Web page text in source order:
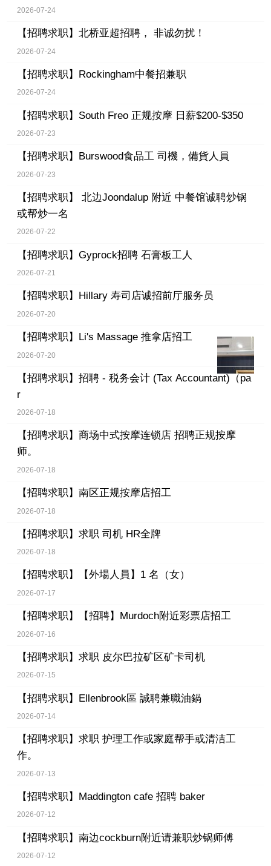
2026-07-24
【招聘求职】 北桥亚超招聘， 非诚勿扰！
2026-07-24
【招聘求职】 Rockingham中餐招兼职
2026-07-24
【招聘求职】 South Freo 正规按摩 日薪$200-$350
2026-07-23
【招聘求职】 Burswood食品工 司機，備貨人員
2026-07-23
【招聘求职】
北边Joondalup 附近 中餐馆诚聘炒锅
或帮炒一名
2026-07-22
【招聘求职】 Gyprock招聘 石膏板工人
2026-07-21
【招聘求职】 Hillary 寿司店诚招前厅服务员
2026-07-20
【招聘求职】 Li's Massage 推拿店招工
2026-07-20
【招聘求职】 招聘 - 税务会计 (Tax Accountant)（pa
r
2026-07-18
【招聘求职】 商场中式按摩连锁店 招聘正规按摩
师。
2026-07-18
【招聘求职】 南区正规按摩店招工
2026-07-18
【招聘求职】 求职 司机 HR全牌
2026-07-18
【招聘求职】 【外場人員】1 名（女）
2026-07-17
【招聘求职】 【招聘】Murdoch附近彩票店招工
2026-07-16
【招聘求职】 求职 皮尔巴拉矿区矿卡司机
2026-07-15
【招聘求职】 Ellenbrook區 誠聘兼職油鍋
2026-07-14
【招聘求职】 求职 护理工作或家庭帮手或清洁工
作。
2026-07-13
【招聘求职】 Maddington cafe 招聘 baker
2026-07-12
【招聘求职】 南边cockburn附近请兼职炒锅师傅
2026-07-12